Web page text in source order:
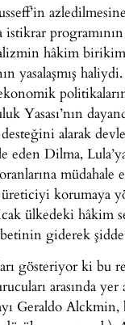
programının
hâkim
yasalaşmış
Yasası’nın
alarak
eden Dilma,
müdahale
üreticiyi korumaya
ülkedeki hâkim
giderek
gösteriyor ki bu
arasında
Geraldo